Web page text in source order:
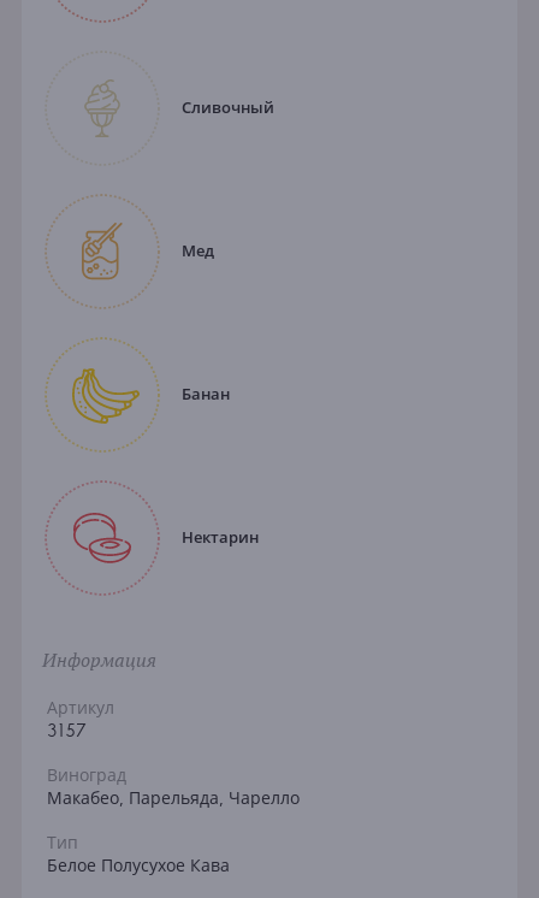
Сливочный
Мед
Банан
Нектарин
Информация
Артикул
3157
Виноград
Макабео, Парельяда, Чарелло
Тип
Белое Полусухое Кава